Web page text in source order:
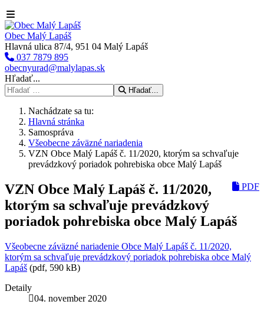
Obec Malý Lapáš
Hlavná ulica 87/4, 951 04 Malý Lapáš
037 7879 895
obecnyurad@malylapas.sk
Hľadať...
Hľadať...
Nachádzate sa tu:
Hlavná stránka
Samospráva
Všeobecne záväzné nariadenia
VZN Obce Malý Lapáš č. 11/2020, ktorým sa schvaľuje
prevádzkový poriadok pohrebiska obce Malý Lapáš
PDF
VZN Obce Malý Lapáš č. 11/2020,
ktorým sa schvaľuje prevádzkový
poriadok pohrebiska obce Malý Lapáš
Všeobecne záväzné nariadenie Obce Malý Lapáš č. 11/2020,
ktorým sa schvaľuje prevádzkový poriadok pohrebiska obce Malý
Lapáš (pdf, 590 kB)
Detaily
04. november 2020